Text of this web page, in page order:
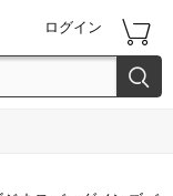
ログイン 
